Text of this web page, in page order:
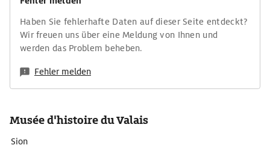
Haben Sie fehlerhafte Daten auf dieser Seite entdeckt?
Wir freuen uns über eine Meldung von Ihnen und
werden das Problem beheben.
Fehler melden
Musée d'histoire du Valais
Sion